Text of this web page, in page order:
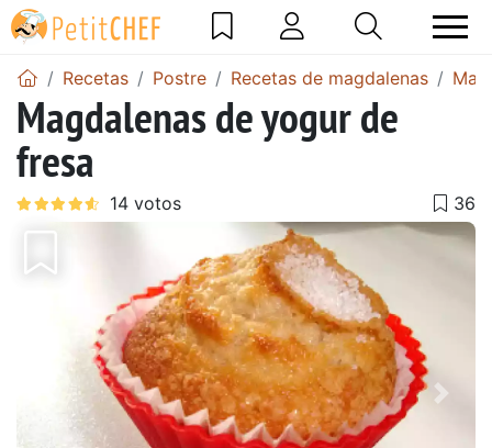
Recetas Postre Recetas de magdalenas
Magdalenas de yogur de
fresa
Anterior